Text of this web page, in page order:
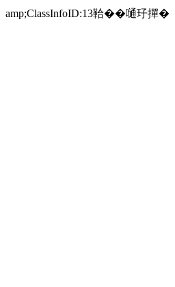
amp;ClassInfoID:13鞈��嗵㺭撣�